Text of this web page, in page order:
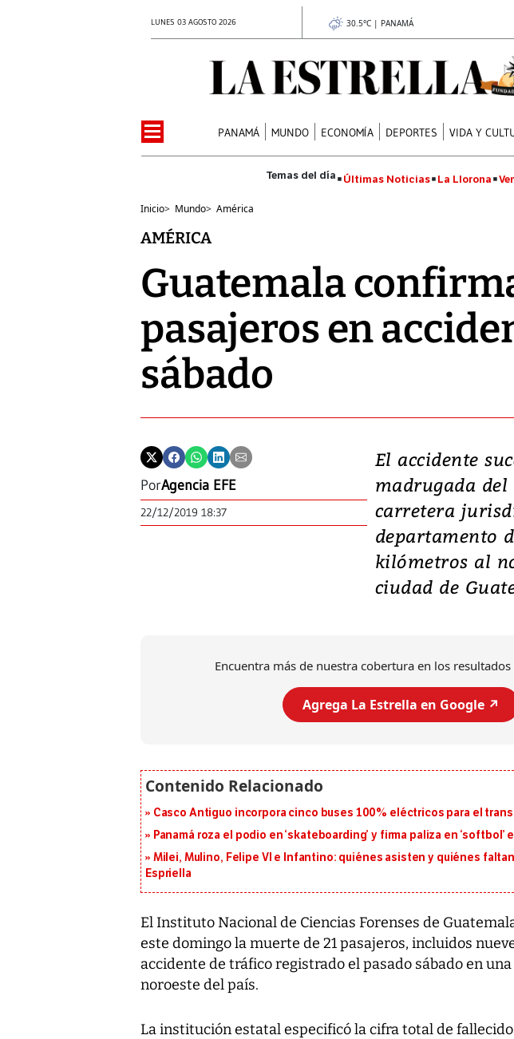
LUNES 03 AGOSTO 2026 30.5°C | PANAMÁ
PANAMÁ MUNDO ECONOMÍA DEPORTES VIDA Y
Últimas Noticias La Llorona
Inicio> Mundo> América
AMÉRICA
Guatemala
pasajeros en
sábado
PorAgencia EFE
22/12/2019 18:37
El accidente
madrugada del
carretera
departamento
kilómetros al
ciudad de
Encuentra más de nuestra cobertura en los
Agrega La Estrella en Google ↗️
Casco Antiguo incorpora cinco buses 100% eléctricos para el
Panamá roza el podio en ‘skateboarding’ y firma paliza en ‘softbol’
Milei, Mulino, Felipe VI e Infantino: quiénes asisten y quiénes
Espriella
El Instituto Nacional de Ciencias Forenses de
este domingo la muerte de 21 pasajeros, incluidos
accidente de tráfico registrado el pasado sábado en
noroeste del país.
La institución estatal especificó la cifra total de
Video,
deja
daños
Un fuerte
7,1 se